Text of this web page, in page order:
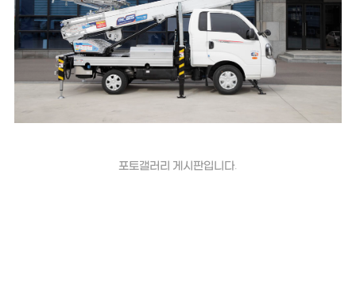
포토갤러리 게시판입니다.